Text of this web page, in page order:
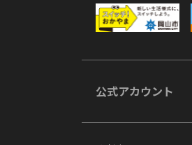
公式アカウント